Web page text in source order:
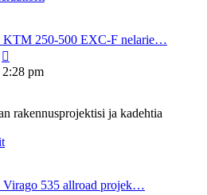
KTM 250-500 EXC-F nelarie…
uusin
viesti
pm
rakennusprojektisi ja kadehtia
Virago 535 allroad projek…